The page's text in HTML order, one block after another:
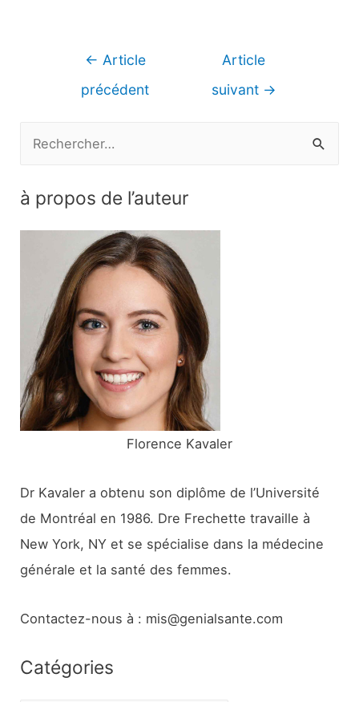
Navigation
← Article
précédent
Article
suivant →
h
:
à propos de l’auteur
Florence Kavaler
Dr Kavaler a obtenu son diplôme de l’Université
de Montréal en 1986. Dre Frechette travaille à
New York, NY et se spécialise dans la médecine
générale et la santé des femmes.
Contactez-nous à : mis@genialsante.com
Catégories